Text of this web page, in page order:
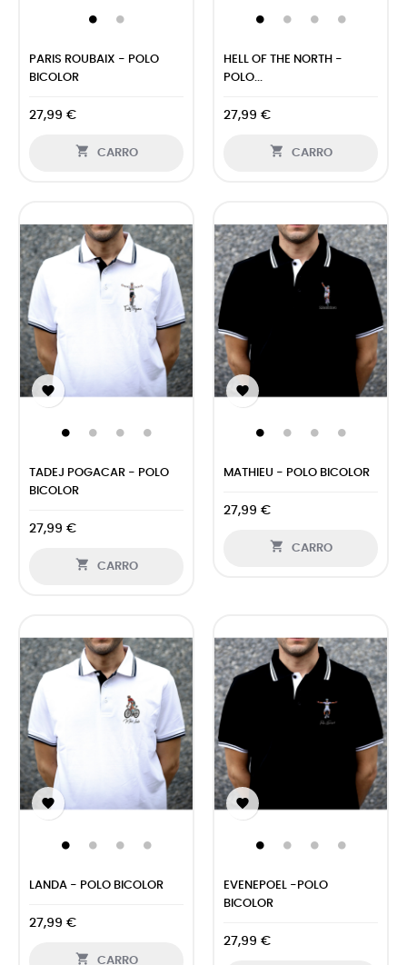
PARIS ROUBAIX - POLO
BICOLOR
27,99 €
 CARRO
HELL OF THE NORTH -
POLO...
27,99 €
 CARRO

TADEJ POGACAR - POLO
BICOLOR
27,99 €
 CARRO

MATHIEU - POLO BICOLOR
27,99 €
 CARRO

LANDA - POLO BICOLOR
27,99 €
 CARRO

EVENEPOEL -POLO
BICOLOR
27,99 €